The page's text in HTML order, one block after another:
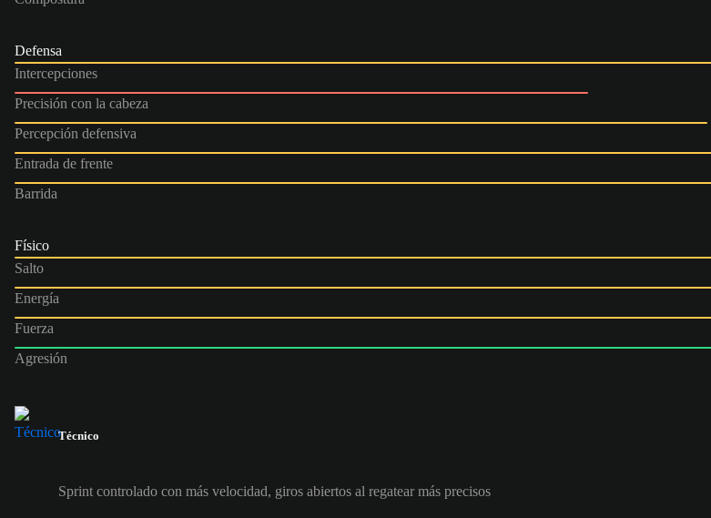
Defensa
Intercepciones
Precisión con la cabeza
Percepción defensiva
Entrada de frente
Barrida
Físico
Salto
Energía
Fuerza
Agresión
Técnico
Sprint controlado con más velocidad, giros abiertos al regatear más precisos